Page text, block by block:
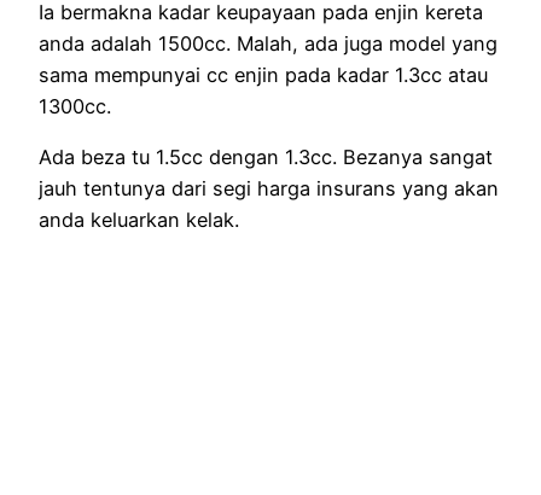
Ia bermakna kadar keupayaan pada enjin kereta
anda adalah 1500cc. Malah, ada juga model yang
sama mempunyai cc enjin pada kadar 1.3cc atau
1300cc.
Ada beza tu 1.5cc dengan 1.3cc. Bezanya sangat
jauh tentunya dari segi harga insurans yang akan
anda keluarkan kelak.